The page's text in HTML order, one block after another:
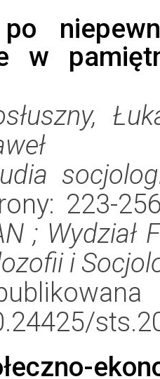
w
223-
; Wydział
i